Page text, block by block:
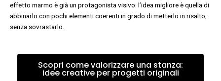
effetto marmo è già un protagonista visivo: l’idea migliore è quella di
abbinarlo con pochi elementi coerenti in grado di metterlo in risalto,
senza sovrastarlo.
Scopri come valorizzare una stanza:
idee creative per progetti originali